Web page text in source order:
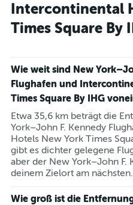
Intercontinental
Times Square By
Wie weit sind New
Flughafen und
Times Square By IHG
Etwa 35,6 km beträgt die
York–John F. Kennedy
Hotels New York Times
gibt es dichter gelegene
aber der New York–John F.
deinem Zielort am nächsten.
Wie groß ist die